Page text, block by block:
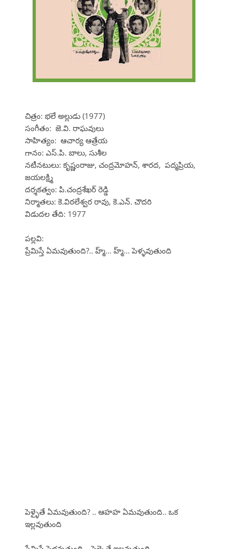
చిత్రం: భలే అల్లుడు (1977)
సంగీతం: జె.వి. రాఘవులు
సాహిత్యం: ఆచార్య ఆత్రేయ
గానం: ఎస్.పి. బాలు, సుశీల
నటీనటులు: కృష్ణంరాజు, చంద్రమోహన్, శారద, పద్మప్రియ,
జయలక్ష్మి
దర్శకత్వం: పి.చంద్రశేఖర్ రెడ్డి
నిర్మాతలు: కె.విఠలేశ్వర రావు, కె.ఎన్. చౌదరి
విడుదల తేది: 1977
పల్లవి:
ప్రేమిస్తే ఏమవుతుంది?.. హ్మ్... హ్మ్... పెళ్ళవుతుంది
పెళ్ళైతే ఏమవుతుంది? .. ఆహహ ఏమవుతుంది.. ఒక
ఇల్లవుతుంది